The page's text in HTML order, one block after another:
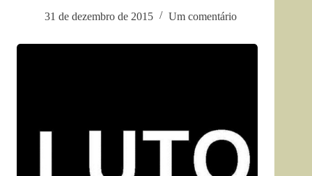
31 de dezembro de 2015
Um comentário